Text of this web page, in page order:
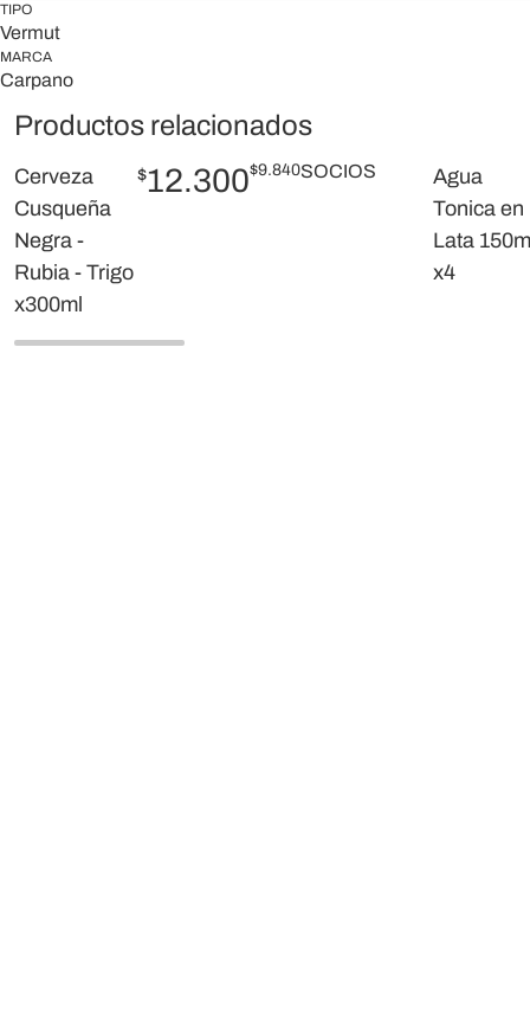
TIPO
Vermut
MARCA
Carpano
Productos relacionados
Cerveza
Cusqueña
Negra -
Rubia - Trigo
x300ml
$12.300$9.840SOCIOS
Agua
Tonica en
Lata
x4